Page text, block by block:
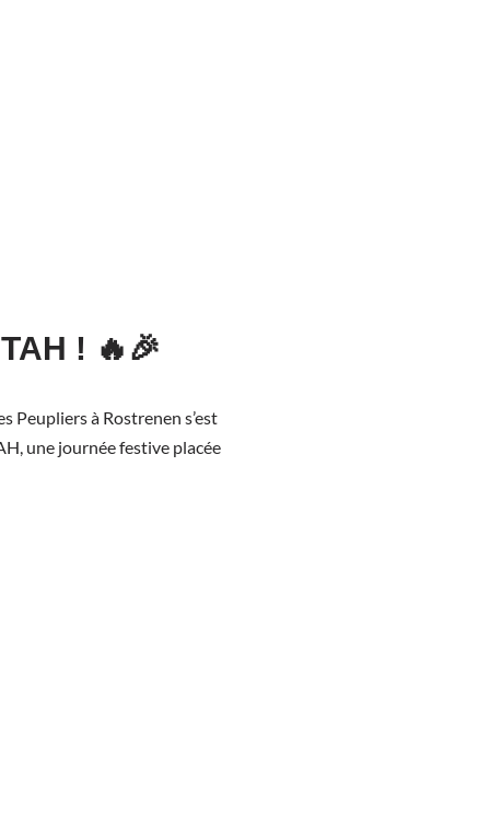
! 🔥🎉
Peupliers à Rostrenen s’est
une journée festive placée